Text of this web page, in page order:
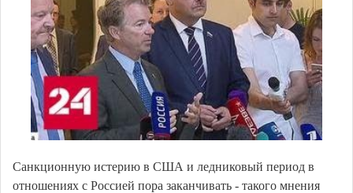
Санкционную истерию в США и ледниковый период в
отношениях с Россией пора заканчивать - такого мнения